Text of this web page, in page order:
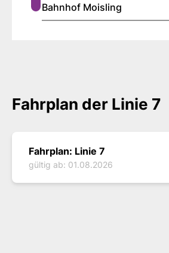
Bahnhof Moisling
Fahrplan der Linie 7
Fahrplan der
Fahrplan: Linie 7
gültig ab: 01.08.2026